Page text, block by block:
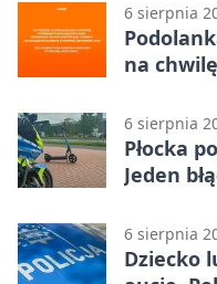
6 sierpnia
na
6 sierpnia
Płocka
Jeden
6 sierpnia
Dziecko